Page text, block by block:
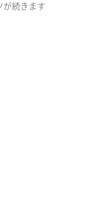
が続きます